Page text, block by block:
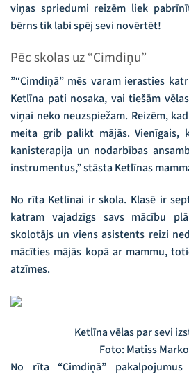
viņas spriedumi reizēm liek
bērns tik labi spēj sevi novērtēt!
Pēc skolas uz “Cimdiņu”
”“Cimdiņā” mēs varam ierasties
Ketlīna pati nosaka, vai tiešām
viņai neko neuzspiežam. Reizēm,
meita grib palikt mājās. Vienīgais,
kanisterapija un nodarbības
instrumentus,” stāsta Ketlīnas
No rīta Ketlīnai ir skola. Klasē ir
katram vajadzīgs savs mācību
skolotājs un viens asistents reizi
mācīties mājās kopā ar mammu,
atzīmes.
Ketlīna vēlas par sevi
Foto: Matiss
No rīta “Cimdiņā”